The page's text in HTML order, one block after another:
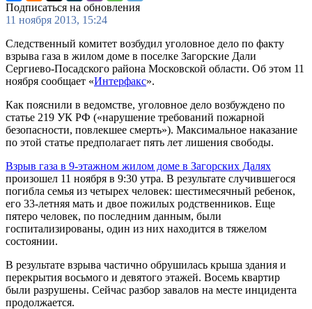
Подписаться на обновления
11 ноября 2013, 15:24
Следственный комитет возбудил уголовное дело по факту
взрыва газа в жилом доме в поселке Загорские Дали
Сергиево-Посадского района Московской области. Об этом 11
ноября сообщает «Интерфакс».
Как пояснили в ведомстве, уголовное дело возбуждено по
статье 219 УК РФ («нарушение требований пожарной
безопасности, повлекшее смерть»). Максимальное наказание
по этой статье предполагает пять лет лишения свободы.
Взрыв газа в 9-этажном жилом доме в Загорских Далях
произошел 11 ноября в 9:30 утра. В результате случившегося
погибла семья из четырех человек: шестимесячный ребенок,
его 33-летняя мать и двое пожилых родственников. Еще
пятеро человек, по последним данным, были
госпитализированы, один из них находится в тяжелом
состоянии.
В результате взрыва частично обрушилась крыша здания и
перекрытия восьмого и девятого этажей. Восемь квартир
были разрушены. Сейчас разбор завалов на месте инцидента
продолжается.